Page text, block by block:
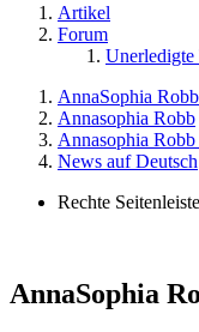
Artikel
Forum
Unerledigte
AnnaSophia
Annasophia Robb
Annasophia
News auf Deutsch
Rechte
AnnaSophia